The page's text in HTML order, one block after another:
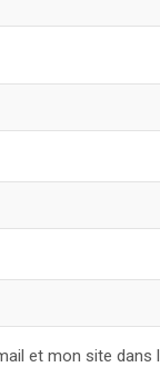
et mon site